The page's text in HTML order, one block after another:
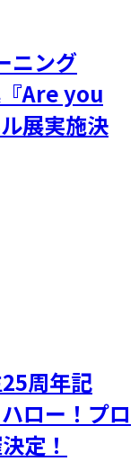
ニング
Are you
展実施決
周年記
ロー！プロ
定！